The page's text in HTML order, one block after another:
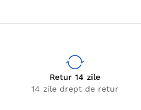
Retur 14 zile
14 zile drept de retur